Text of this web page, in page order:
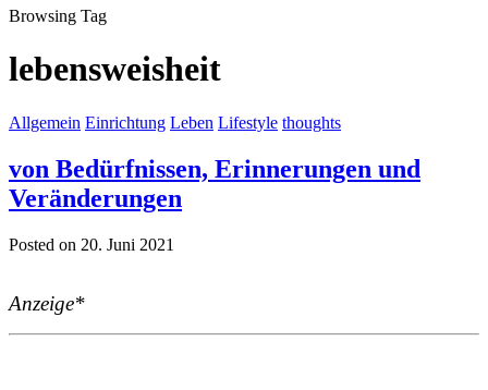
Browsing Tag
lebensweisheit
Allgemein Einrichtung Leben Lifestyle thoughts
von Bedürfnissen, Erinnerungen und
Veränderungen
Posted on 20. Juni 2021
Anzeige*